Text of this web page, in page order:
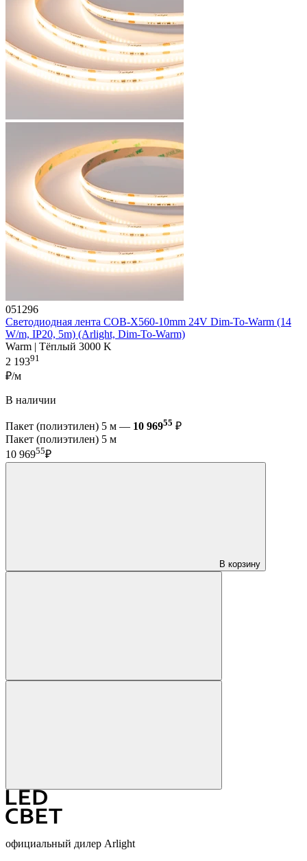
051296
Светодиодная лента COB-X560-10mm 24V Dim-To-Warm (14
W/m, IP20, 5m) (Arlight, Dim-To-Warm)
Warm | Тёплый 3000 K
2 19391
₽/м
В наличии
Пакет (полиэтилен) 5 м — 10 96955 ₽
Пакет (полиэтилен) 5 м
10 96955₽
В корзину
официальный дилер Arlight